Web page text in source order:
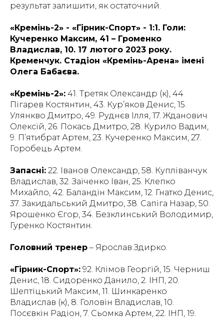
результат залишити, як остаточний.
«Кремінь-2» - «Гірник-Спорт» - 1:1. Голи:
Кучеренко Максим, 41 – Громенко
Владислав, 10. 17 лютого 2023 року.
Кременчук. Стадіон «Кремінь-Арена» імені
Олега Бабаєва.
«Кремінь-2»: 41. Третяк Олександр (к), 44
Пігарев Костянтин, 43. Кур’яков Денис, 15.
Улянкво Дмитро, 49. Руднєв Ілля, 17. Жданович
Олексій, 26. Покась Дмитро, 28. Курило Вадим,
9. П’ятибрат Артем, 23. Кучеренко Максим, 27.
Горобець Артем.
Запасні: 22. Іванов Олександр, 58. Купліванчук
Владислав, 32. Заїченко Іван, 25. Клепко
Михайло, 42. Баландін Максим, 12. Гнатко Денис,
37. Закидальський Дмитро, 38. Сапіга Назар, 50.
Ярошенко Єгор, 34. Безклинський Володимир,
Гуренко Костянтин.
Головний тренер – Ярослав Здирко.
«Гірник-Спорт»: 92. Клімов Георгій, 15. Черниш
Денис, 18. Сидоренко Данило, 2. ІНП, 20.
Шептіцький Максим, 11. Шинкаренко
Владислав (к), 8. Головін Владислав, 10.
Посєвкін Радіон, 7. Сьомка Артем, 22. ІНП, 19.